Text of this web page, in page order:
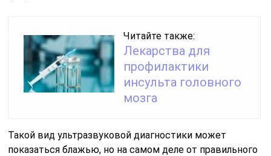
Читайте также:
Лекарства для
профилактики
инсульта головного
мозга
Такой вид ультразвуковой диагностики может
показаться блажью, но на самом деле от правильного